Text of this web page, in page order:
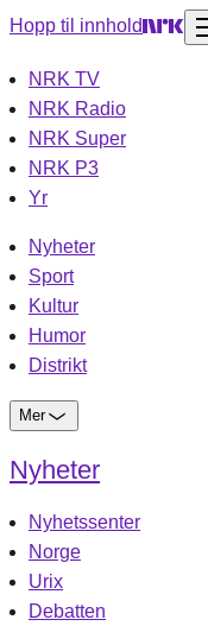
Hopp til innhold
NRK TV
NRK Radio
NRK Super
NRK P3
Yr
Nyheter
Sport
Kultur
Humor
Distrikt
Mer
Nyheter
Nyhetssenter
Norge
Urix
Debatten